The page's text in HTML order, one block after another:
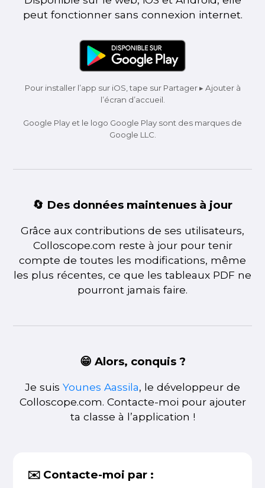
peut fonctionner sans connexion internet.
Pour installer l’app sur iOS, tape sur Partager ▸ Ajouter à
l’écran d’accueil.
Google Play et le logo Google Play sont des marques de
Google LLC.
🔄 Des données maintenues à jour
Grâce aux contributions de ses utilisateurs,
Colloscope.com reste à jour pour tenir
compte de toutes les modifications, même
les plus récentes, ce que les tableaux PDF ne
pourront jamais faire.
😁 Alors, conquis ?
Je suis Younes Aassila, le développeur de
Colloscope.com. Contacte-moi pour ajouter
ta classe à l’application !
✉️ Contacte-moi par :